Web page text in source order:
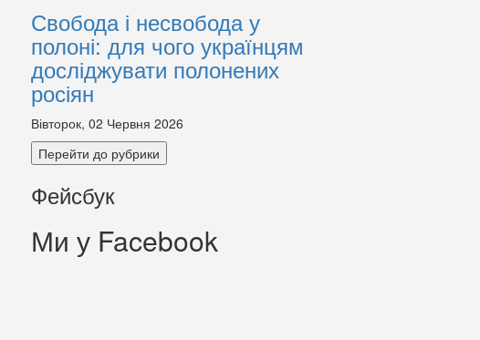
Свобода і несвобода у
полоні: для чого українцям
досліджувати полонених
росіян
Вівторок, 02 Червня 2026
Перейти до рубрики
Фейсбук
Ми у Facebook